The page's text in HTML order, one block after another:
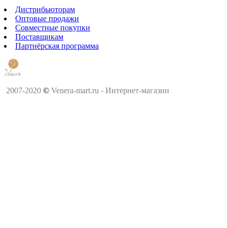
Дистрибьюторам
Оптовые продажи
Совместные покупки
Поставщикам
Партнёрская программа
2007-2020 © Venera-mart.ru - Интернет-магазин